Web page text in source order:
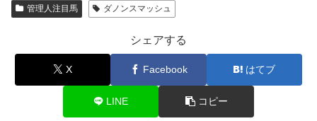
管理人注目馬 ダノンスマッシュ
シェアする
X Facebook はてブ
LINE コピー